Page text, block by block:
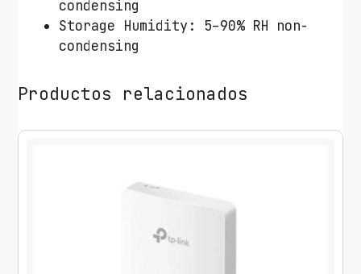
condensing
Storage Humidity: 5–90% RH non-
condensing
Productos relacionados